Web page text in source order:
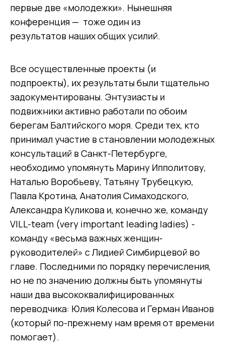
первые две «молодежки». Нынешняя
конференция — тоже один из
результатов наших общих усилий.
Все осуществленные проекты (и
подпроекты), их результаты были тщательно
задокументированы. Энтузиасты и
подвижники активно работали по обоим
берегам Балтийского моря. Среди тех, кто
принимал участие в становлении молодежных
консультаций в Санкт-Петербурге,
необходимо упомянуть Марину Ипполитову,
Наталью Воробьеву, Татьяну Трубецкую,
Павла Кротина, Анатолия Симаходского,
Александра Куликова и, конечно же, команду
VILL-team (very important leading ladies) -
команду «весьма важных женщин-
руководителей» с Лидией Симбирцевой во
главе. Последними по порядку перечисления,
но не по значению должны быть упомянуты
наши два высококвалифицированных
переводчика: Юлия Колесова и Герман Иванов
(который по-прежнему нам время от времени
помогает).